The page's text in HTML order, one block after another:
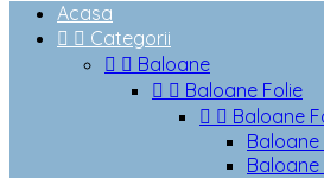
Acasa
  Categorii
  Baloane
  Baloane Folie
  Baloane
Baloane
Baloane